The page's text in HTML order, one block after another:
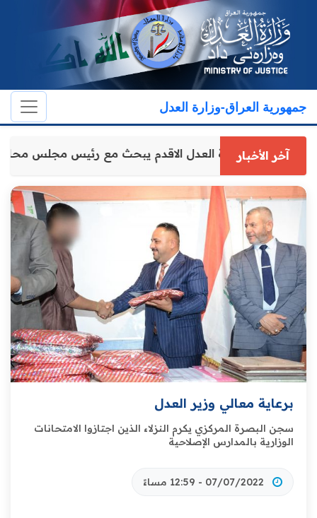
جمهورية العراق-وزارة العدل
آخر الأخباروكيل وزارة العدل الاقدم يبحث مع رئيس مجلس
برعاية معالي وزير العدل
سجن البصرة المركزي يكرم النزلاء الذين اجتازوا الامتحانات
الوزارية بالمدارس الإصلاحية
07/07/2022 - 12:59 مساءً